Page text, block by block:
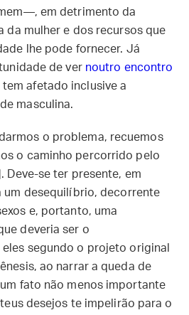
em detrimento da
da mulher e dos recursos que
lhe pode fornecer. Já
de ver noutro encontro
afetado inclusive a
masculina.
o problema, recuemos
o caminho percorrido pelo
Deve-se ter presente, em
um desequilíbrio, decorrente
e, portanto, uma
deveria ser o
segundo o projeto original
ao narrar a queda de
fato não menos importante
desejos te impelirão para o